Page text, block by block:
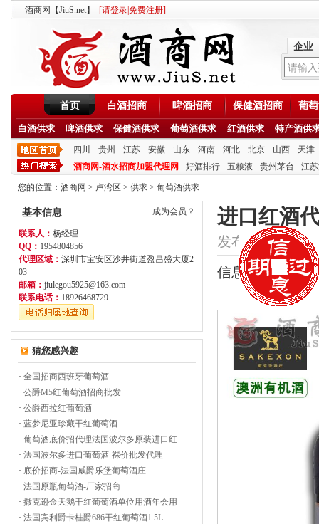
酒商网【JiuS.net】 [请登录免费注册]
企业
首页 白酒招商 啤酒招商 保健酒招商 葡
白酒供求 啤酒供求 保健酒供求 葡萄酒供求 红酒供求 特产酒供
四川 贵州 江苏 安徽 山东 河南 河北 北京 山西
天津
酒商网-酒水招商加盟代理网
好酒排行 五粮液 贵州茅台 江
您的位置： 酒商网 > 卢湾区 > 供求 > 葡萄酒供求
成为会员？
基本信息
联系人： 杨经理
QQ： 1954804856
代理区域： 深圳市宝安区沙井街道盈昌盛大厦2
03
邮箱： jiulegou5925@163.com
联系电话： 18926468729
猜您感兴趣
· 全国招商西班牙葡萄酒
· 公爵M5红葡萄酒招商批发
· 公爵西拉红葡萄酒
· 蓝梦尼亚珍藏干红葡萄酒
· 葡萄酒底价招代理法国波尔多原装进口红
· 法国波尔多进口葡萄酒-裸价批发代理
· 底价招商-法国威爵乐堡葡萄酒庄
· 法国原瓶葡萄酒-厂家招商
· 撒克逊金天鹅干红葡萄酒单位用酒年会用
· 法国宾利爵卡桂爵686干红葡萄酒1.5L
进口红酒
发布时间：
信息类型：供应